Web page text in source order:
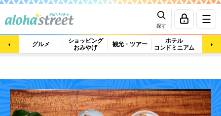
探す
グルメ
ショッピング
おみやげ
観光・ツアー
ホテル
コンドミニアム
マッ